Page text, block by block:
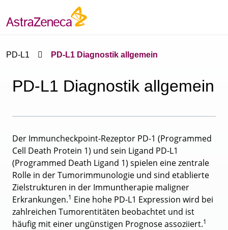
PD-L1 PD-L1 Diagnostik allgemein
PD-L1 Diagnostik allgemein
Der Immuncheckpoint-Rezeptor PD-1 (Programmed
Cell Death Protein 1) und sein Ligand PD-L1
(Programmed Death Ligand 1) spielen eine zentrale
Rolle in der Tumorimmunologie und sind etablierte
Zielstrukturen in der Immuntherapie maligner
Erkrankungen.1 Eine hohe PD-L1 Expression wird bei
zahlreichen Tumorentitäten beobachtet und ist
häufig mit einer ungünstigen Prognose assoziiert.1